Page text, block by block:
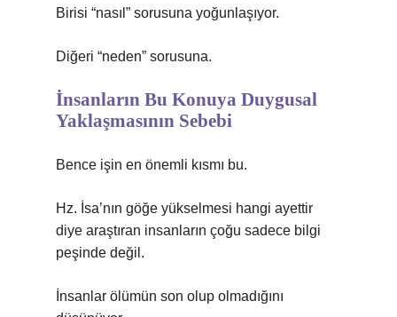
Birisi “nasıl” sorusuna yoğunlaşıyor.
Diğeri “neden” sorusuna.
İnsanların Bu Konuya Duygusal
Yaklaşmasının Sebebi
Bence işin en önemli kısmı bu.
Hz. İsa’nın göğe yükselmesi hangi ayettir
diye araştıran insanların çoğu sadece bilgi
peşinde değil.
İnsanlar ölümün son olup olmadığını